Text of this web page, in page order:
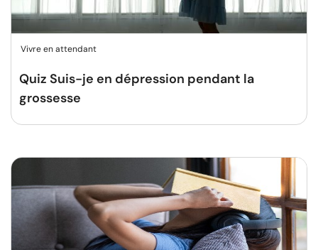
Vivre en attendant
Quiz Suis-je en dépression pendant la
grossesse